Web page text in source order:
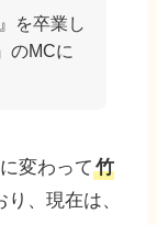
を卒業し
のMCに
変わって竹
、現在は、